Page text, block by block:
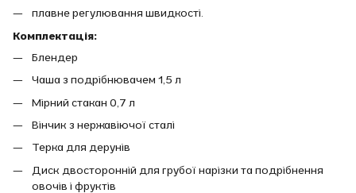
плавне регулювання швидкості.
Комплектація:
Блендер
Чаша з подрібнювачем 1,5 л
Мірний стакан 0,7 л
Вінчик з нержавіючої сталі
Терка для дерунів
Диск двосторонній для грубої нарізки та подрібнення
овочів і фруктів